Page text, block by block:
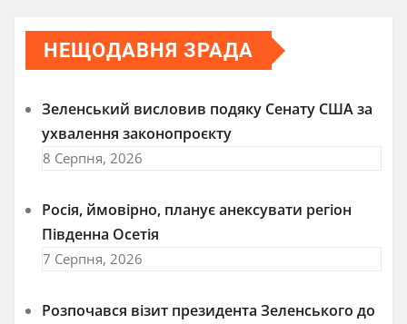
НЕЩОДАВНЯ ЗРАДА
Зеленський висловив подяку Сенату США за
ухвалення законопроєкту
8 Серпня, 2026
Росія, ймовірно, планує анексувати регіон
Південна Осетія
7 Серпня, 2026
Розпочався візит президента Зеленського до